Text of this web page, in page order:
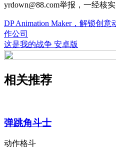
yrdown@88.com举报，一经核
DP Animation Maker，解锁创
作公司
这是我的战争 安卓版
相关推荐
弹跳角斗士
动作格斗